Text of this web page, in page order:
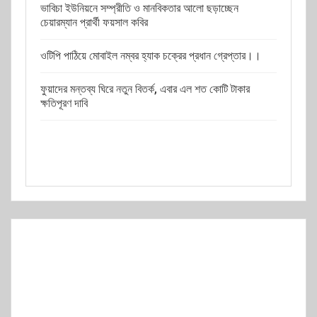
ভাবিচা ইউনিয়নে সম্প্রীতি ও মানবিকতার আলো ছড়াচ্ছেন
চেয়ারম্যান প্রার্থী ফয়সাল কবির
ওটিপি পাঠিয়ে মোবাইল নম্বর হ্যাক চক্রের প্রধান গ্রেপ্তার।।
ফুয়াদের মন্তব্য ঘিরে নতুন বিতর্ক, এবার এল শত কোটি টাকার
ক্ষতিপূরণ দাবি